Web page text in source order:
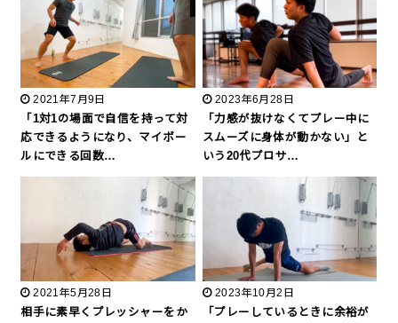
2021年7月9日
「1対1の場面で自信を持って対
応できるようになり、マイボー
ルにできる回数…
2023年6月28日
「力感が抜けなくてプレー中に
スムーズに身体が動かない」と
いう20代プロサ…
2021年5月28日
相手に素早くプレッシャーをか
2023年10月2日
「プレーしているときに余裕が